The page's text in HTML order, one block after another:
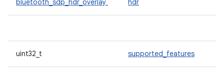
bluetooth_sdp_hdr_overlay hdr
uint32_t supported_features